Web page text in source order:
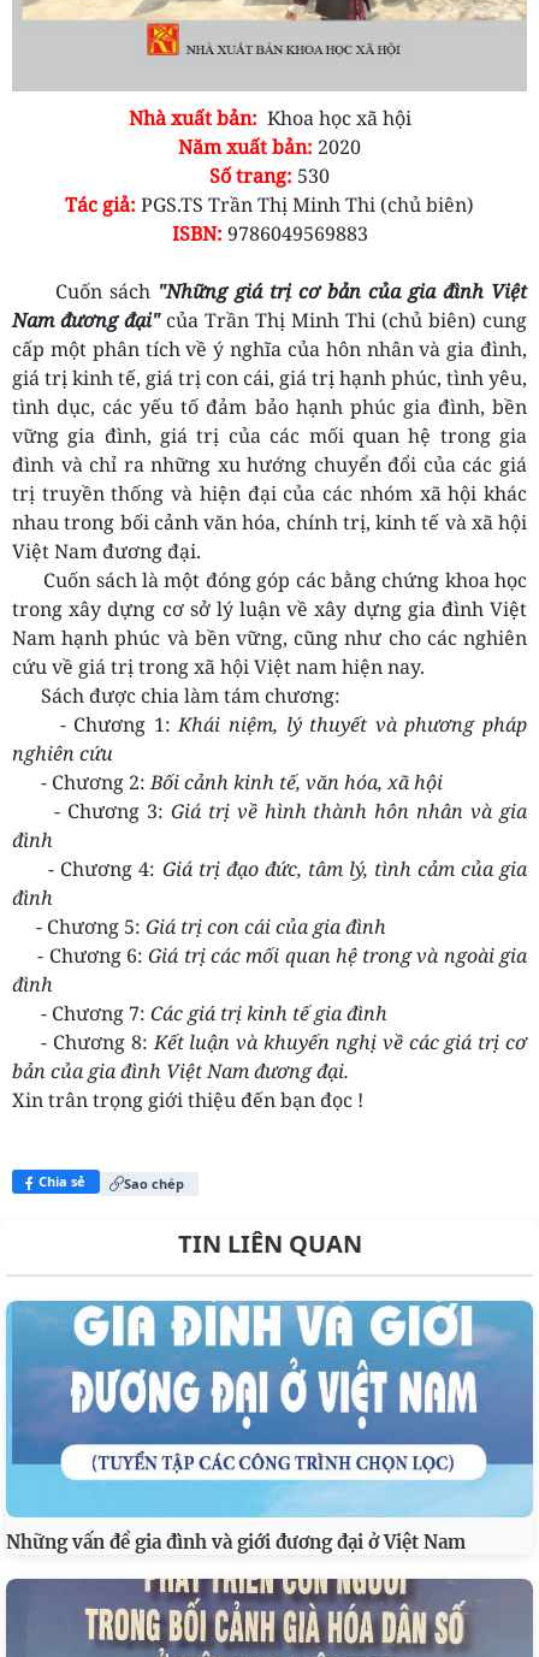
Nhà xuất bản: Khoa học xã hội
Năm xuất bản: 2020
Số trang: 530
Tác giả: PGS.TS Trần Thị Minh Thi (chủ biên)
ISBN: 9786049569883
Cuốn sách "Những giá trị cơ bản của gia đình Việt
Nam đương đại"của Trần Thị Minh Thi (chủ biên) cung
cấp một phân tích về ý nghĩa của hôn nhân và gia đình,
giá trị kinh tế, giá trị con cái, giá trị hạnh phúc, tình yêu,
tình dục, các yếu tố đảm bảo hạnh phúc gia đình, bền
vững gia đình, giá trị của các mối quan hệ trong gia
đình và chỉ ra những xu hướng chuyển đổi của các giá
trị truyền thống và hiện đại của các nhóm xã hội khác
nhau trong bối cảnh văn hóa, chính trị, kinh tế và xã hội
Việt Nam đương đại.
Cuốn sách là một đóng góp các bằng chứng khoa học
trong xây dựng cơ sở lý luận về xây dựng gia đình Việt
Nam hạnh phúc và bền vững, cũng như cho các nghiên
cứu về giá trị trong xã hội Việt nam hiện nay.
Sách được chia làm tám chương:
- Chương 1:Khái niệm, lý thuyết và phương pháp
nghiên cứu
- Chương 2:Bối cảnh kinh tế, văn hóa, xã hội
- Chương 3: Giá trị về hình thành hôn nhân và gia
đình
- Chương 4: Giá trị đạo đức, tâm lý, tình cảm của gia
đình
- Chương 5: Giá trị con cái của gia đình
- Chương 6:Giá trị các mối quan hệ trong và ngoài gia
đình
- Chương 7: Các giá trị kinh tế gia đình
- Chương 8:Kết luận và khuyến nghị về các giá trị cơ
bản của gia đình Việt Nam đương đại.
Xin trân trọng giới thiệu đến bạn đọc !
Chia sẻ Sao chép
TIN LIÊN QUAN
Những vấn đề gia đình và giới đương đại ở Việt Nam